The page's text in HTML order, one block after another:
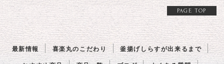
PAGE TOP
最新情報 喜楽丸のこだわり 釜揚げしらすが出来るまで